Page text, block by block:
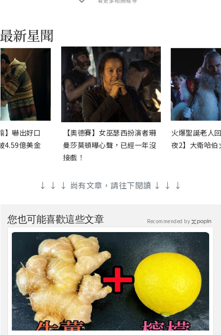
】嚇出好口
4.59億美金
【奧德賽】女巫瑟西扮演者珊
曼莎莫頓曝心聲，已經一年沒
接戲！
火爆聖誕老人
夜2】大衛哈伯
↓ ↓ ↓ 尚有文章，請往下閱讀 ↓ ↓ ↓
您也可能喜歡這些文章 Recommended by